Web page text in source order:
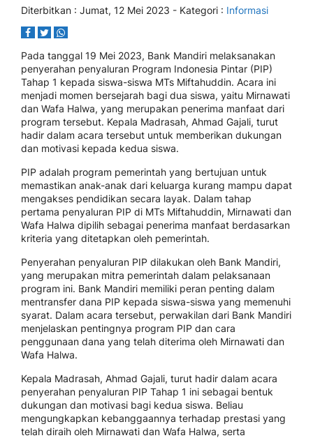
Diterbitkan : Jumat, 12 Mei 2023 - Kategori : Informasi
Pada tanggal 19 Mei 2023, Bank Mandiri melaksanakan
penyerahan penyaluran Program Indonesia Pintar (PIP)
Tahap 1 kepada siswa-siswa MTs Miftahuddin. Acara ini
menjadi momen bersejarah bagi dua siswa, yaitu Mirnawati
dan Wafa Halwa, yang merupakan penerima manfaat dari
program tersebut. Kepala Madrasah, Ahmad Gajali, turut
hadir dalam acara tersebut untuk memberikan dukungan
dan motivasi kepada kedua siswa.
PIP adalah program pemerintah yang bertujuan untuk
memastikan anak-anak dari keluarga kurang mampu dapat
mengakses pendidikan secara layak. Dalam tahap
pertama penyaluran PIP di MTs Miftahuddin, Mirnawati dan
Wafa Halwa dipilih sebagai penerima manfaat berdasarkan
kriteria yang ditetapkan oleh pemerintah.
Penyerahan penyaluran PIP dilakukan oleh Bank Mandiri,
yang merupakan mitra pemerintah dalam pelaksanaan
program ini. Bank Mandiri memiliki peran penting dalam
mentransfer dana PIP kepada siswa-siswa yang memenuhi
syarat. Dalam acara tersebut, perwakilan dari Bank Mandiri
menjelaskan pentingnya program PIP dan cara
penggunaan dana yang telah diterima oleh Mirnawati dan
Wafa Halwa.
Kepala Madrasah, Ahmad Gajali, turut hadir dalam acara
penyerahan penyaluran PIP Tahap 1 ini sebagai bentuk
dukungan dan motivasi bagi kedua siswa. Beliau
mengungkapkan kebanggaannya terhadap prestasi yang
telah diraih oleh Mirnawati dan Wafa Halwa, serta